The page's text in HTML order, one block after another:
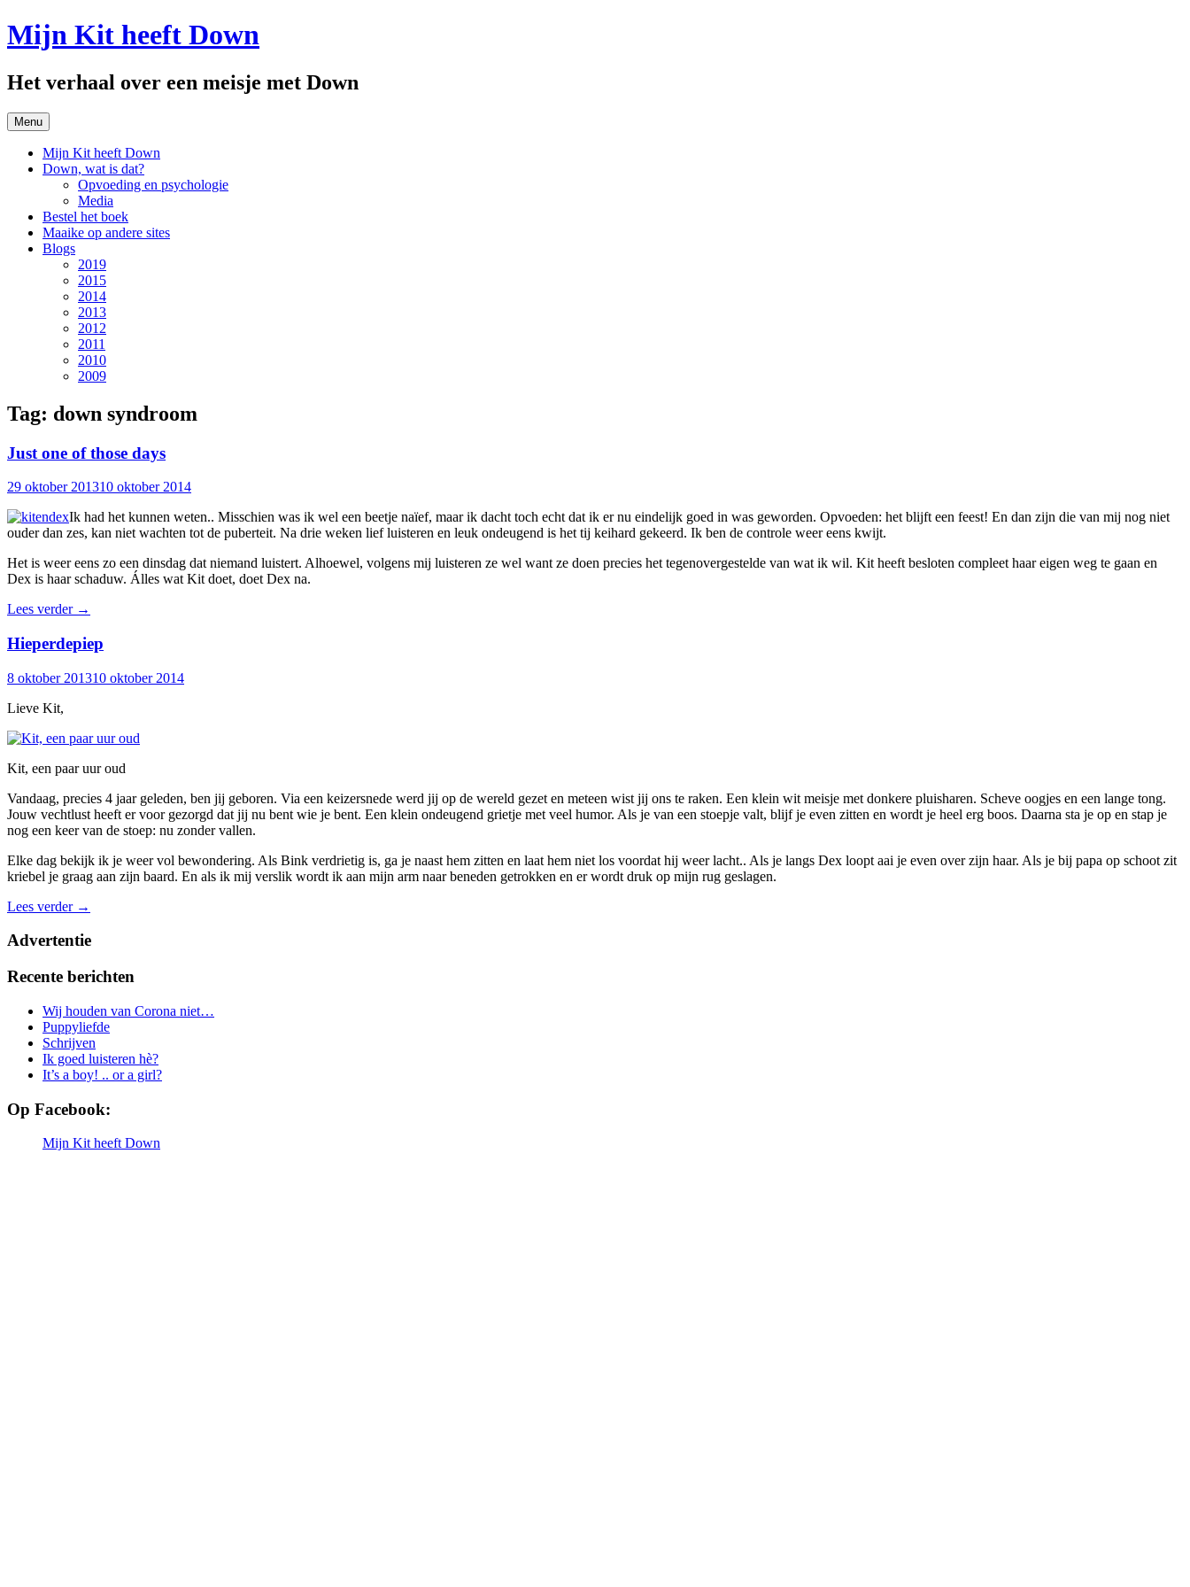
Spring
naar
Mijn Kit heeft Down
Het verhaal over een meisje met Down
Menu
Mijn Kit heeft Down
Down, wat is dat?
Opvoeding en psychologie
Media
Bestel het boek
Maaike op andere sites
Blogs
2019
2015
2014
2013
2012
2011
2010
2009
Tag: down syndroom
Just one of those days
29 oktober 201310 oktober 2014
Ik had het kunnen weten.. Misschien was ik wel een beetje naïef, maar ik dacht toch echt dat ik er nu eindelijk goed in was geworden. Opvoeden: het blijft een feest! En dan zijn die van mij nog niet
ouder dan zes, kan niet wachten tot de puberteit. Na drie weken lief luisteren en leuk ondeugend is het tij keihard gekeerd. Ik ben de controle weer eens kwijt.
Het is weer eens zo een dinsdag dat niemand luistert. Alhoewel, volgens mij luisteren ze wel want ze doen precies het tegenovergestelde van wat ik wil. Kit heeft besloten compleet haar eigen weg te gaan en
Dex is haar schaduw. Álles wat Kit doet, doet Dex na.
Lees verder →
Hieperdepiep
8 oktober 201310 oktober 2014
Lieve Kit,
Kit, een paar uur oud
Vandaag, precies 4 jaar geleden, ben jij geboren. Via een keizersnede werd jij op de wereld gezet en meteen wist jij ons te raken. Een klein wit meisje met donkere pluisharen. Scheve oogjes en een lange tong.
Jouw vechtlust heeft er voor gezorgd dat jij nu bent wie je bent. Een klein ondeugend grietje met veel humor. Als je van een stoepje valt, blijf je even zitten en wordt je heel erg boos. Daarna sta je op en stap je
nog een keer van de stoep: nu zonder vallen.
Elke dag bekijk ik je weer vol bewondering. Als Bink verdrietig is, ga je naast hem zitten en laat hem niet los voordat hij weer lacht.. Als je langs Dex loopt aai je even over zijn haar. Als je bij papa op schoot zit
kriebel je graag aan zijn baard. En als ik mij verslik wordt ik aan mijn arm naar beneden getrokken en er wordt druk op mijn rug geslagen.
Lees verder →
Advertentie
Recente berichten
Wij houden van Corona niet…
Puppyliefde
Schrijven
Ik goed luisteren hè?
It’s a boy! .. or a girl?
Op Facebook:
Mijn Kit heeft Down